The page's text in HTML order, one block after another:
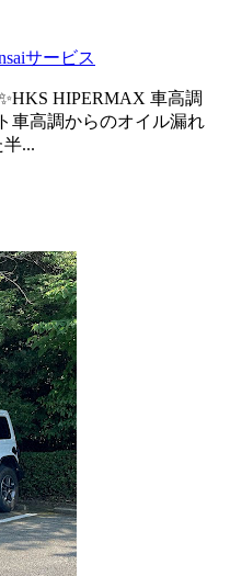
サービス
HIPERMAX 車高調
車高調からのオイル漏れ
...